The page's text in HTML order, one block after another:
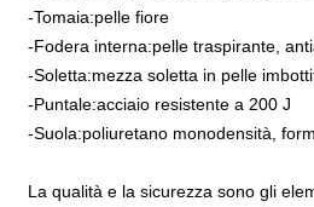
-Tomaia:pelle fiore
-Fodera interna:pelle traspirante,
-Soletta:mezza soletta in pelle
-Puntale:acciaio resistente a 200 J
-Suola:poliuretano monodensità,
La qualità e la sicurezza sono gli